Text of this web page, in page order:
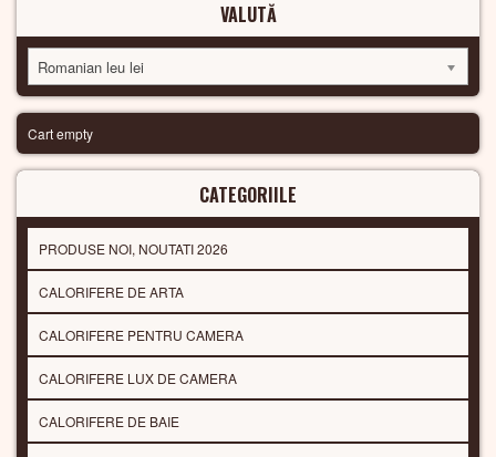
VALUTĂ
Romanian leu lei
Cart empty
CATEGORIILE
PRODUSE NOI, NOUTATI 2026
CALORIFERE DE ARTA
CALORIFERE PENTRU CAMERA
CALORIFERE LUX DE CAMERA
CALORIFERE DE BAIE